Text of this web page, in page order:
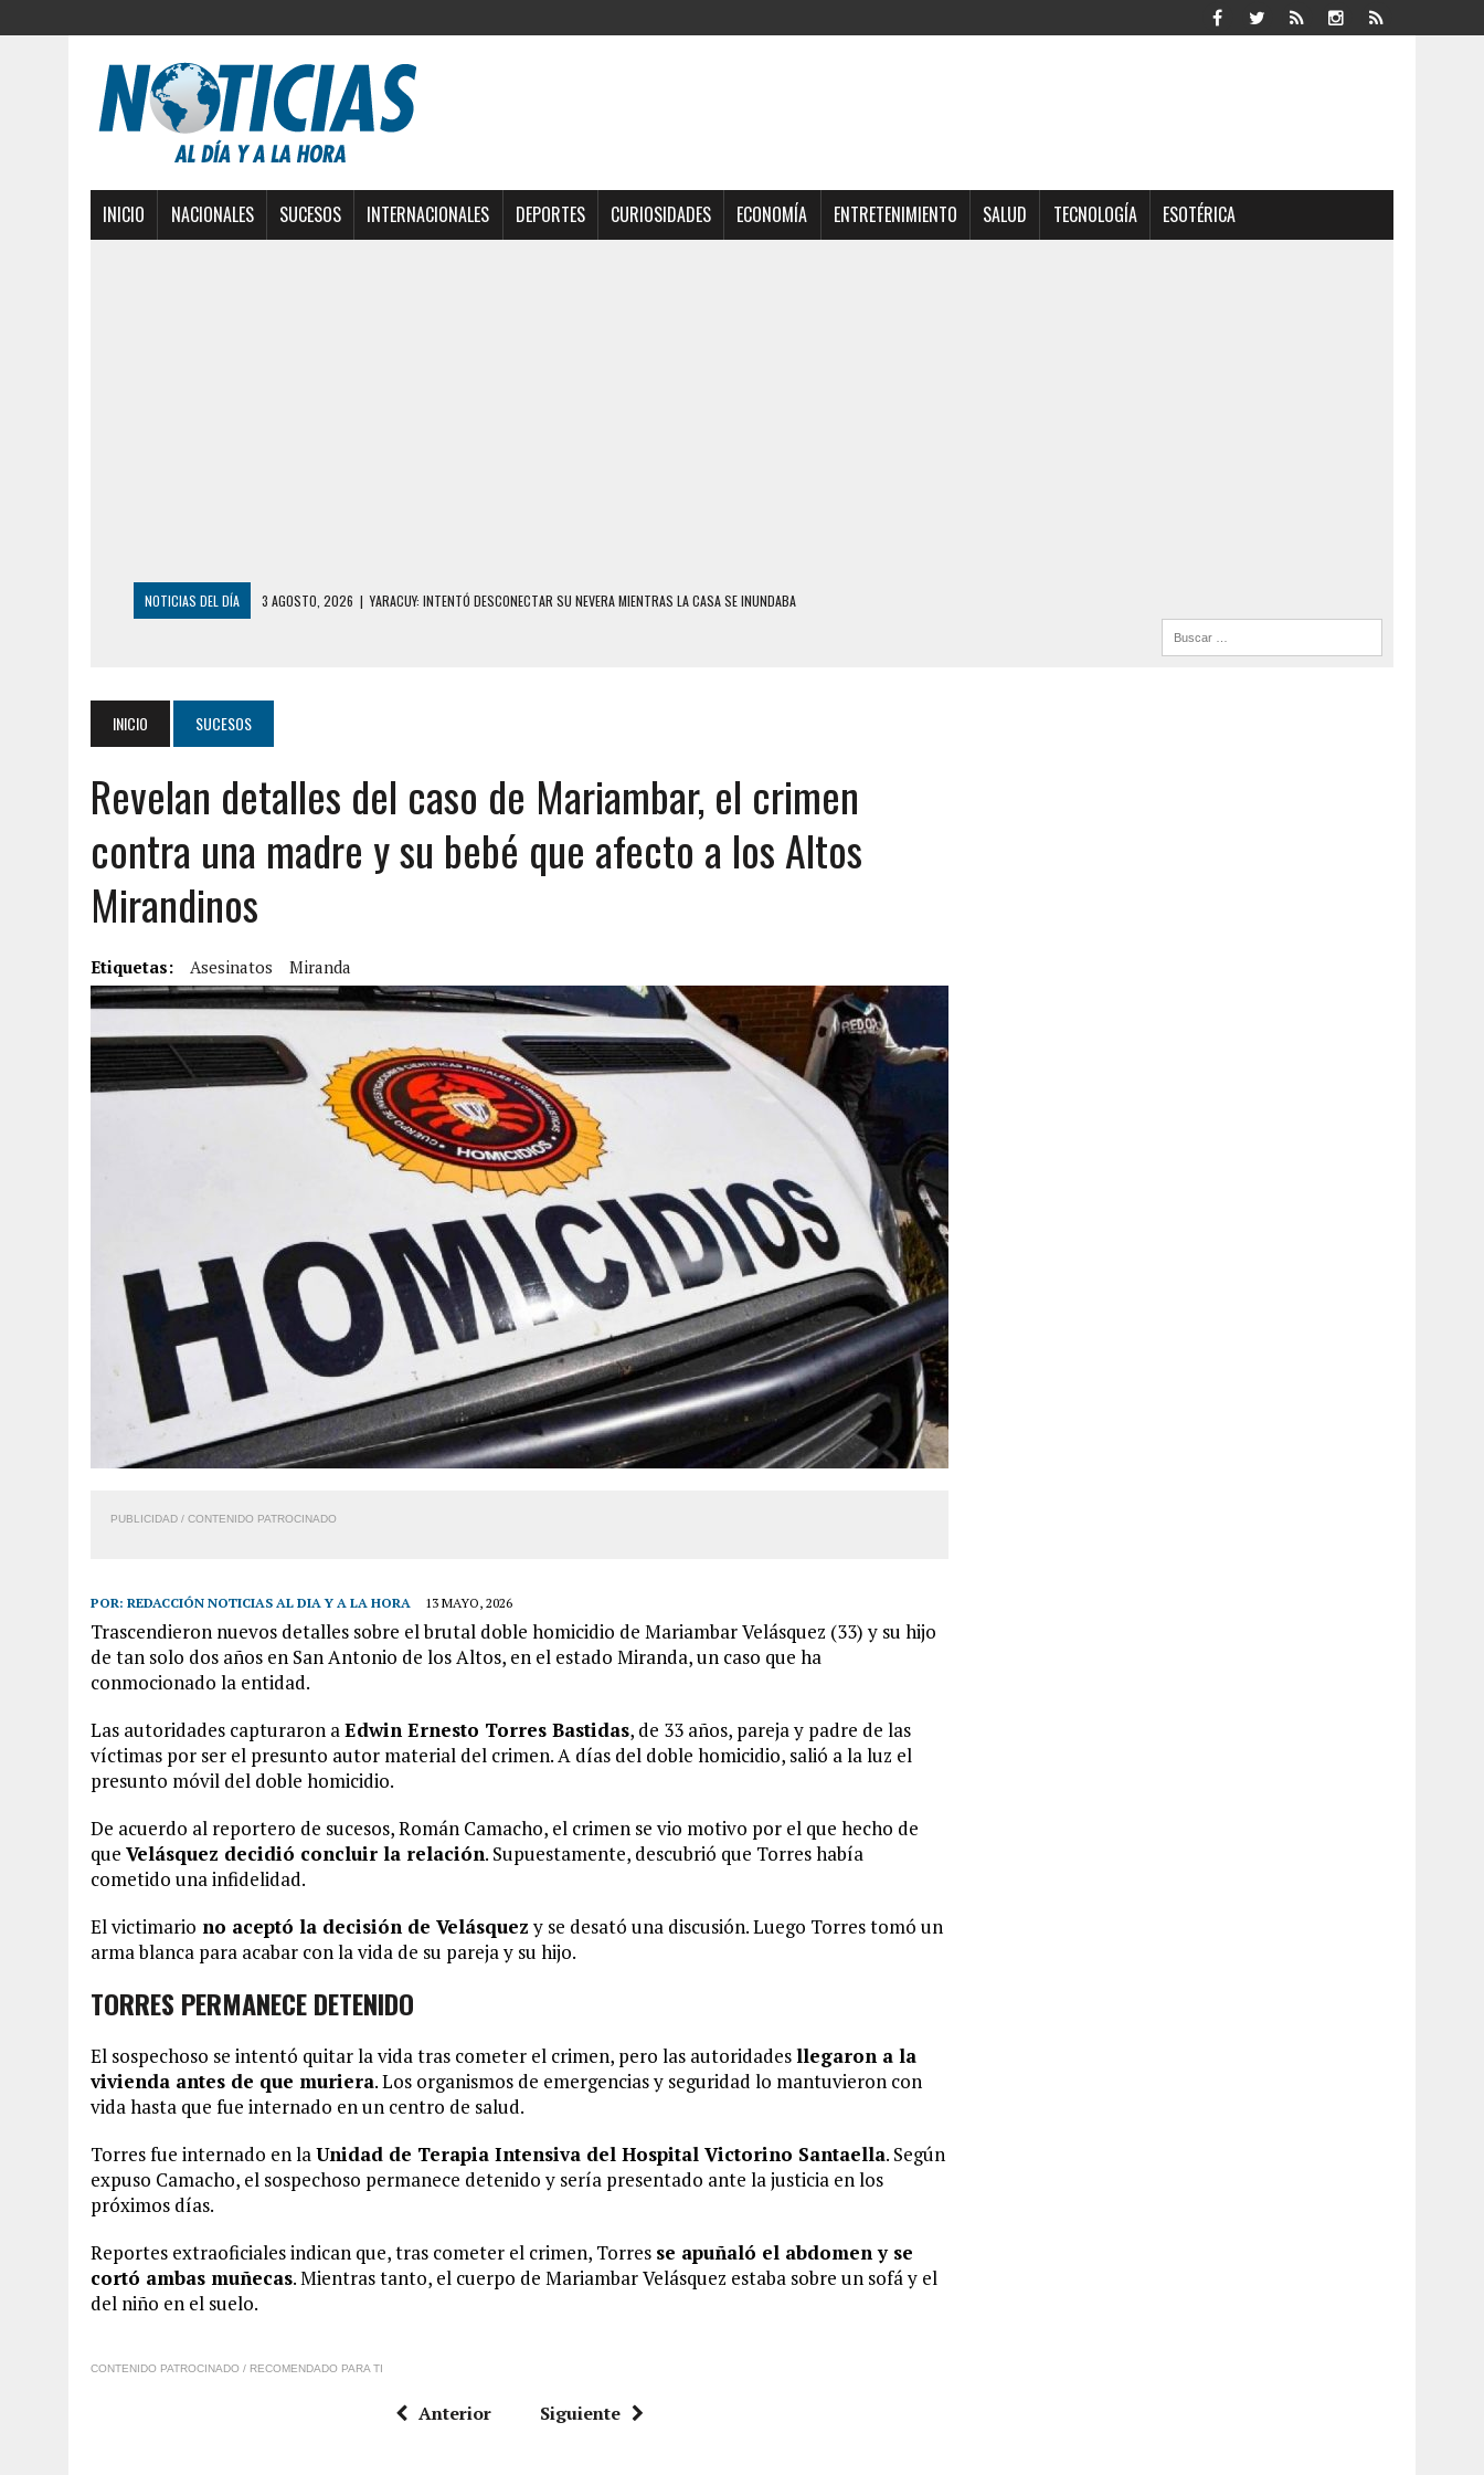
INICIO NACIONALES SUCESOS INTERNACIONALES DEPORTES CURIOSIDADES ECONOMÍA ENTRETENIMIENTO SALUD TECNOLOGÍA ESOTÉRICA
NOTICIAS DEL DÍA 3 AGOSTO, 2026 | YARACUY: INTENTÓ DESCONECTAR SU NEVERA MIENTRAS LA CASA SE INUNDABA
2 AGOSTO, 2026 | CONMOCIÓN EN CHILE POR BRUTAL CRIMEN CONTRA ADOLESCENTE VENEZOLANO: AUTOR MATERIAL SE MANTIENE EN FUGA
1 AGOSTO, 2026
UN MUERTO Y 5 HERIDOS SALDO DE COLISIÓN MÚLTIPLE EN LA AUTOPISTA VALLE-COCHE
31 JULIO, 2026
| ASESINARON A ADOLESCENTE VENEZOLANO DE 15 AÑOS EN LICEO DE CHILE: SUS COMPAÑEROS LO ESPERARON EN LA SALIDA
5 AGOSTO, 2026
| PRESUNTO BROTE PSICÓTICO POR FALTA DE TRATAMIENTO DESENCADENÓ TRAGEDIA FAMILIAR
5 AGOSTO, 2026
3 AGOSTO, 2026
LA INCREÍBLE FORMA EN LA QUE SOBREVIVIÓ UN HOMBRE Y SU FAMILIA TRAS LOS TERREMOTOS: CAYERON DESDE EL PISO NUEVE DEL
EDIFICIO PETUNIA
INICIO SUCESOS
Revelan detalles del caso de Mariambar, el crimen
contra una madre y su bebé que afecto a los Altos
Mirandinos
Etiquetas: Asesinatos Miranda
PUBLICIDAD / CONTENIDO PATROCINADO
POR: REDACCIÓN NOTICIAS AL DIA Y A LA HORA 13 MAYO, 2026
Trascendieron nuevos detalles sobre el brutal doble homicidio de Mariambar Velásquez (33) y su hijo
de tan solo dos años en San Antonio de los Altos, en el estado Miranda, un caso que ha
conmocionado la entidad.
Las autoridades capturaron aEdwin Ernesto Torres Bastidas, de 33 años, pareja y padre de las
víctimas por ser el presunto autor material del crimen. A días del doble homicidio, salió a la luz el
presunto móvil del doble homicidio.
De acuerdo al reportero de sucesos, Román Camacho, el crimen se vio motivo por el que hecho de
que Velásquez decidió concluir la relación. Supuestamente, descubrió que Torres había
cometido una infidelidad.
El victimario no aceptó la decisión de Velásquezy se desató una discusión. Luego Torres tomó un
arma blanca para acabar con la vida de su pareja y su hijo.
TORRES PERMANECE DETENIDO
El sospechoso se intentó quitar la vida tras cometer el crimen, pero las autoridadesllegaron a la
vivienda antes de que muriera. Los organismos de emergencias y seguridad lo mantuvieron con
vida hasta que fue internado en un centro de salud.
Torres fue internado en laUnidad de Terapia Intensiva del Hospital Victorino Santaella. Según
expuso Camacho, el sospechoso permanece detenido y sería presentado ante la justicia en los
próximos días.
Reportes extraoficiales indican que, tras cometer el crimen, Torres se apuñaló el abdomen y se
cortó ambas muñecas. Mientras tanto, el cuerpo de Mariambar Velásquez estaba sobre un sofá y el
del niño en el suelo.
CONTENIDO PATROCINADO / RECOMENDADO PARA TI
Anterior Siguiente